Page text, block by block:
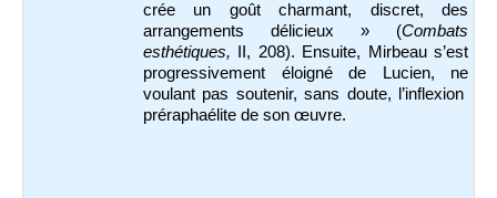
crée un goût charmant, discret, des
arrangements délicieux » (Combats
esthétiques,
II, 208). Ensuite, Mirbeau s’est
progressivement éloigné de Lucien, ne
voulant pas soutenir, sans doute, l’inflexion
préraphaélite de son œuvre.